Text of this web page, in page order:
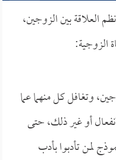
العلاقة بين الزوجين،
الزوجية:
وتغافل كل منهما عما
أو غير ذلك، حتى
لمن تأدبوا بأدب